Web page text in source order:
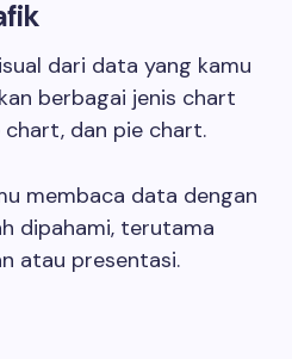
dari data yang kamu
berbagai jenis chart
dan pie chart.
membaca data dengan
dipahami, terutama
atau presentasi.